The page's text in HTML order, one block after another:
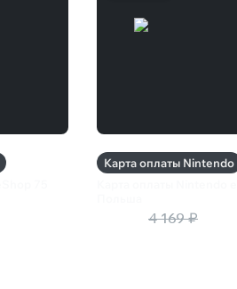
Карта оплаты Nintendo
4 169 ₽